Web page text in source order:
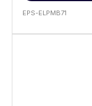
EPS-ELPMB71